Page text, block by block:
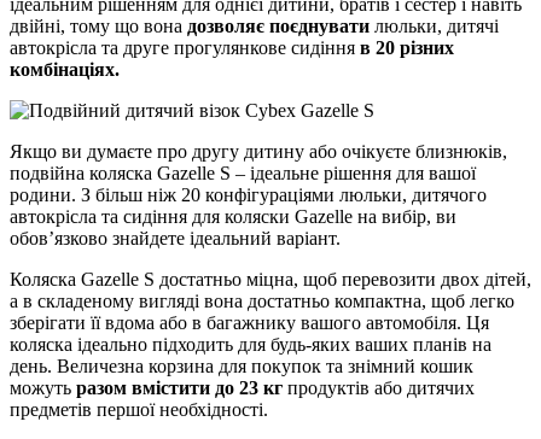
ідеальним рішенням для однієї дитини, братів і сестер і навіть
двійні, тому що вона дозволяє поєднувати люльки, дитячі
автокрісла та друге прогулянкове сидіння в 20 різних
комбінаціях.
Якщо ви думаєте про другу дитину або очікуєте близнюків,
подвійна коляска Gazelle S – ідеальне рішення для вашої
родини. З більш ніж 20 конфігураціями люльки, дитячого
автокрісла та сидіння для коляски Gazelle на вибір, ви
обов’язково знайдете ідеальний варіант.
Коляска Gazelle S достатньо міцна, щоб перевозити двох дітей,
а в складеному вигляді вона достатньо компактна, щоб легко
зберігати її вдома або в багажнику вашого автомобіля. Ця
коляска ідеально підходить для будь-яких ваших планів на
день. Величезна корзина для покупок та знімний кошик
можуть разом вмістити до 23 кг продуктів або дитячих
предметів першої необхідності.